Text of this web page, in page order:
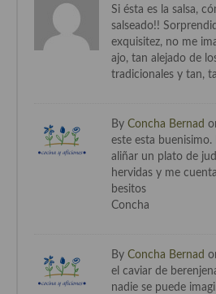
Cocina de Guatemala
Cocina de Nicaragua
Cocina Jamaicana
Cocina Mexicana
Cocina libanesa
Si ésta es la salsa,
salseado!!
exquisitez, no me
ajo, tan alejado de
tradicionales y tan,
By Concha Bernad
este esta buenisimo.
aliñar un plato de
hervidas y me
besitos
Concha
By Concha Bernad
el caviar de
nadie se puede